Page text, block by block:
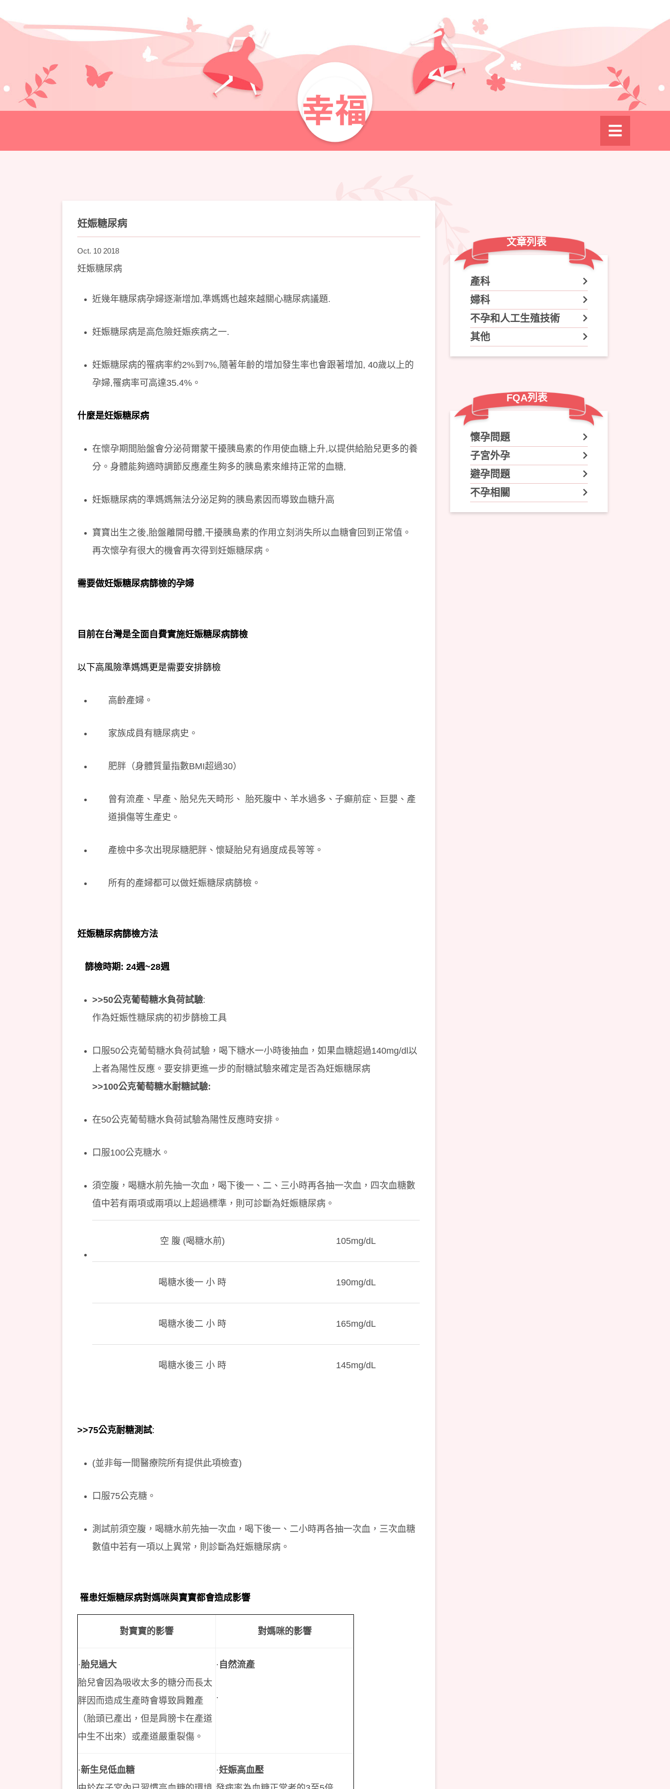
妊娠糖尿病
Oct. 10 2018
妊娠糖尿病
近幾年糖尿病孕婦逐漸增加,準媽媽也越來越關心糖尿病議題.
妊娠糖尿病是高危險妊娠疾病之一.
妊娠糖尿病的罹病率約2%到7%,隨著年齡的增加發生率也會跟著增加, 40歲以上的
孕婦,罹病率可高達35.4%。
什麼是妊娠糖尿病
在懷孕期間胎盤會分泌荷爾蒙干擾胰島素的作用使血糖上升,以提供給胎兒更多的養
分。身體能夠適時調節反應產生夠多的胰島素來維持正常的血糖,
妊娠糖尿病的準媽媽無法分泌足夠的胰島素因而導致血糖升高
寶寶出生之後,胎盤離開母體,干擾胰島素的作用立刻消失所以血糖會回到正常值。
再次懷孕有很大的機會再次得到妊娠糖尿病。
需要做妊娠糖尿病篩檢的孕婦
目前在台灣是全面自費實施妊娠糖尿病篩檢
以下高風險準媽媽更是需要安排篩檢
高齡產婦。
家族成員有糖尿病史。
肥胖（身體質量指數BMI超過30）
曾有流產、早產、胎兒先天畸形、 胎死腹中、羊水過多、子癲前症、巨嬰、產
道損傷等生產史。
產檢中多次出現尿糖肥胖、懷疑胎兒有過度成長等等。
所有的產婦都可以做妊娠糖尿病篩檢。
妊娠糖尿病篩檢方法
篩檢時期: 24週~28週
>>50公克葡萄糖水負荷試驗:
作為妊娠性糖尿病的初步篩檢工具
口服50公克葡萄糖水負荷試驗，喝下糖水一小時後抽血，如果血糖超過140mg/dl以
上者為陽性反應。要安排更進一步的耐糖試驗來確定是否為妊娠糖尿病
>>100公克葡萄糖水耐糖試驗:
在50公克葡萄糖水負荷試驗為陽性反應時安排。
口服100公克糖水。
須空腹，喝糖水前先抽一次血，喝下後一、二、三小時再各抽一次血，四次血糖數
值中若有兩項或兩項以上超過標準，則可診斷為妊娠糖尿病。
空 腹 (喝糖水前) 105mg/dL
喝糖水後一 小 時 190mg/dL
喝糖水後二 小 時 165mg/dL
喝糖水後三 小 時 145mg/dL
>>75公克耐糖測試:
(並非每一間醫療院所有提供此項檢查)
口服75公克糖。
測試前須空腹，喝糖水前先抽一次血，喝下後一、二小時再各抽一次血，三次血糖
數值中若有一項以上異常，則診斷為妊娠糖尿病。
罹患妊娠糖尿病對媽咪與寶寶都會造成影響
對寶寶的影響 對媽咪的影響
·胎兒過大
胎兒會因為吸收太多的糖分而長太
胖因而造成生產時會導致肩難產
（胎頭已產出，但是肩膀卡在產道
中生不出來）或產道嚴重裂傷。
· 自然流產
·
·新生兒低血糖
·妊娠高血壓
文章列表
產科
婦科
不孕和人工生殖技術
其他
FQA列表
懷孕問題
子宮外孕
避孕問題
不孕相關